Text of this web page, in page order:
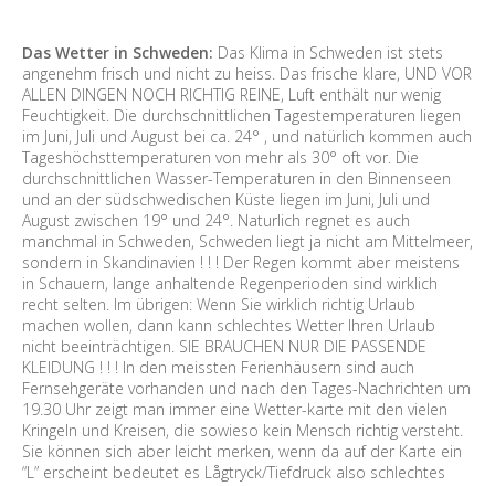
Das Wetter in Schweden: Das Klima in Schweden ist stets
angenehm frisch und nicht zu heiss. Das frische klare, UND VOR
ALLEN DINGEN NOCH RICHTIG REINE, Luft enthält nur wenig
Feuchtigkeit. Die durchschnittlichen Tagestemperaturen liegen
im Juni, Juli und August bei ca. 24° , und natürlich kommen auch
Tageshöchsttemperaturen von mehr als 30° oft vor. Die
durchschnittlichen Wasser-Temperaturen in den Binnenseen
und an der südschwedischen Küste liegen im Juni, Juli und
August zwischen 19° und 24°. Naturlich regnet es auch
manchmal in Schweden, Schweden liegt ja nicht am Mittelmeer,
sondern in Skandinavien ! ! ! Der Regen kommt aber meistens
in Schauern, lange anhaltende Regenperioden sind wirklich
recht selten. Im übrigen: Wenn Sie wirklich richtig Urlaub
machen wollen, dann kann schlechtes Wetter Ihren Urlaub
nicht beeinträchtigen. SIE BRAUCHEN NUR DIE PASSENDE
KLEIDUNG ! ! ! In den meissten Ferienhäusern sind auch
Fernsehgeräte vorhanden und nach den Tages-Nachrichten um
19.30 Uhr zeigt man immer eine Wetter-karte mit den vielen
Kringeln und Kreisen, die sowieso kein Mensch richtig versteht.
Sie können sich aber leicht merken, wenn da auf der Karte ein
“L” erscheint bedeutet es Lågtryck/Tiefdruck also schlechtes